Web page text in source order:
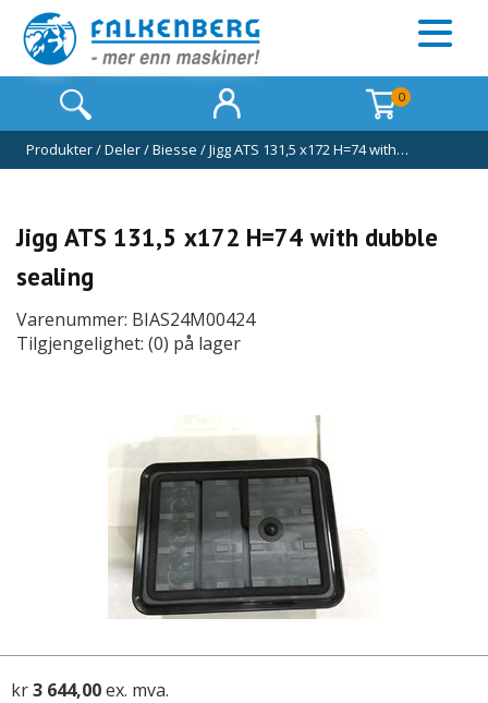
0
Produkter/Deler/Biesse /Jigg ATS 131,5 x172 H=74 with…
Jigg ATS 131,5 x172 H=74 with dubble
sealing
Varenummer: BIAS24M00424
Tilgjengelighet: (0) på lager
kr3 644,00ex. mva.